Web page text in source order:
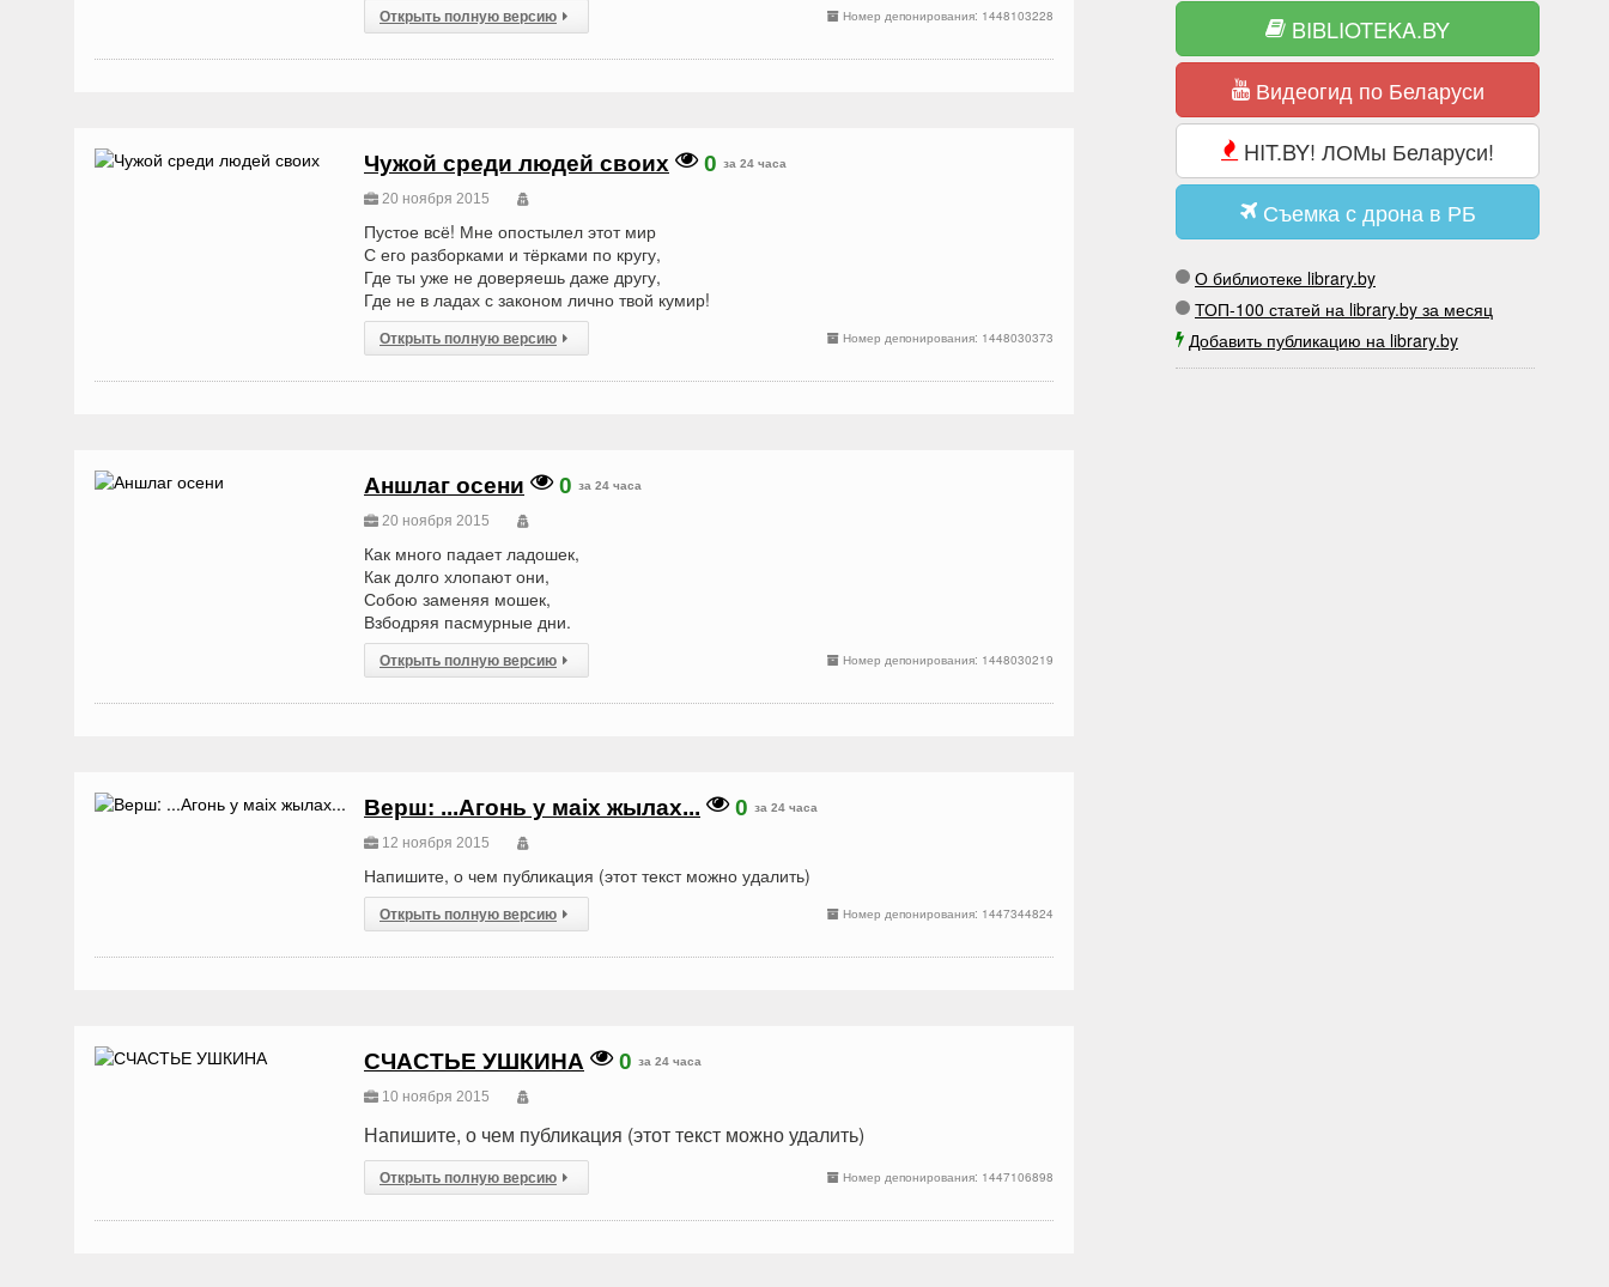
BIBLIOTEKA.BY
Видеогид по Беларуси
HIT.BY! ЛОМы Беларуси!
Съемка с дрона в РБ
О библиотеке library.by
ТОП-100 статей на library.by за месяц
Добавить публикацию на library.by
Номер депонирования: 1448103228
Открыть полную версию
Чужой среди людей своих 0 за 24 часа
20 ноября 2015
Пустое всё! Мне опостылел этот мир
С его разборками и тёрками по кругу,
Где ты уже не доверяешь даже другу,
Где не в ладах с законом лично твой кумир!
Номер депонирования: 1448030373
Открыть полную версию
Аншлаг осени 0 за 24 часа
20 ноября 2015
Как много падает ладошек,
Как долго хлопают они,
Собою заменяя мошек,
Взбодряя пасмурные дни.
Номер депонирования: 1448030219
Открыть полную версию
Верш: ...Агонь у маіх жылах... 0 за 24 часа
12 ноября 2015
Напишите, о чем публикация (этот текст можно удалить)
Номер депонирования: 1447344824
Открыть полную версию
СЧАСТЬЕ УШКИНА 0 за 24 часа
10 ноября 2015
Напишите, о чем публикация (этот текст можно удалить)
Номер депонирования: 1447106898
Открыть полную версию